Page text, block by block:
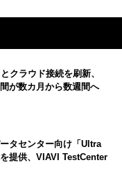
クラウド接続を刷新、
が数カ月から数週間へ
タセンター向け「Ultra
提供、VIAVI TestCenter